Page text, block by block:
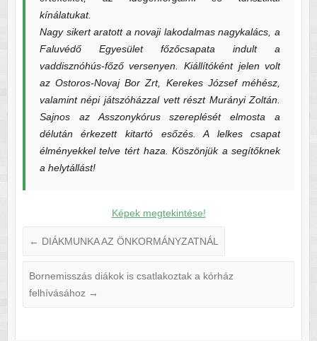
kínálatukat.
Nagy sikert aratott a novaji lakodalmas nagykalács, a
Faluvédő Egyesület főzőcsapata indult a
vaddisznóhús-főző versenyen. Kiállítóként jelen volt
az Ostoros-Novaj Bor Zrt, Kerekes József méhész,
valamint népi játszóházzal vett részt Murányi Zoltán.
Sajnos az Asszonykórus szereplését elmosta a
délután érkezett kitartó esőzés. A lelkes csapat
élményekkel telve tért haza. Köszönjük a segítőknek
a helytállást!
Képek megtekintése!
← DIÁKMUNKA AZ ÖNKORMÁNYZATNÁL
Bornemisszás diákok is csatlakoztak a kórház
felhívásához →